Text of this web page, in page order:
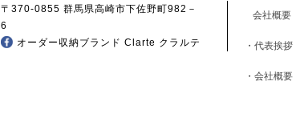
〒370-0855 群馬県高崎市下佐野町982－
6
オーダー収納ブランド Clarte クラルテ
会社概要
・代表挨拶
・会社概要